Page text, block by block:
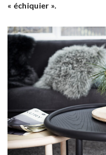
« échiquier ».